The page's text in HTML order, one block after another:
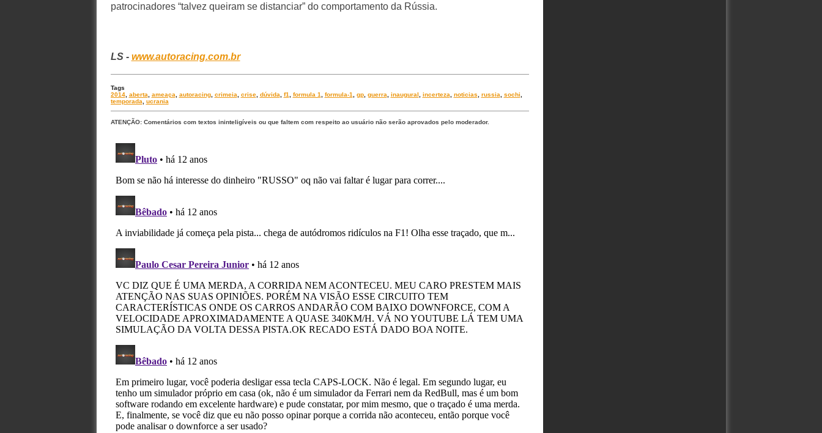
patrocinadores “talvez queiram se distanciar” do comportamento da Rússia.
LS - www.autoracing.com.br
Tags
2014, aberta ameaça autoracing, crimeia crise, dúvida f1 formula 1 formula-1 gp, guerra inaugural incerteza noticias russia sochi
temporada
ucrania
ATENÇÃO: Comentários com textos ininteligíveis ou que faltem com respeito ao usuário não serão aprovados pelo moderador.